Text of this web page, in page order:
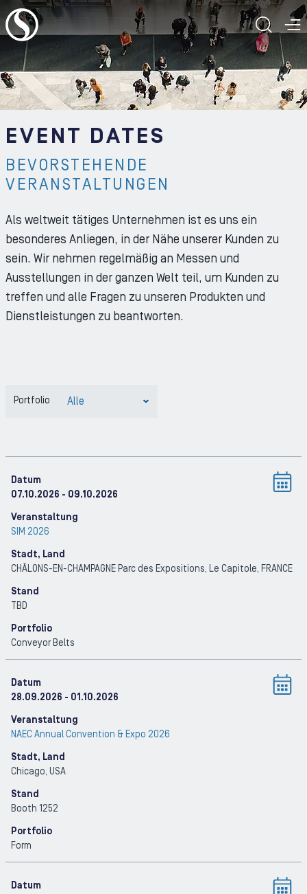
Zum Inhalt der Seite
EVENT DATES
BEVORSTEHENDE
VERANSTALTUNGEN
Als weltweit tätiges Unternehmen ist es uns ein
besonderes Anliegen, in der Nähe unserer Kunden zu
sein. Wir nehmen regelmäßig an Messen und
Ausstellungen in der ganzen Welt teil, um Kunden zu
treffen und alle Fragen zu unseren Produkten und
Dienstleistungen zu beantworten.
Portfolio
Datum
07.10.2026 - 09.10.2026
Veranstaltung
SIM 2026
Stadt, Land
CHÂLONS-EN-CHAMPAGNE Parc des Expositions, Le Capitole, FRANCE
Stand
TBD
Portfolio
Conveyor Belts
Datum
28.09.2026 - 01.10.2026
Veranstaltung
NAEC Annual Convention & Expo 2026
Stadt, Land
Chicago, USA
Stand
Booth 1252
Portfolio
Form
Datum